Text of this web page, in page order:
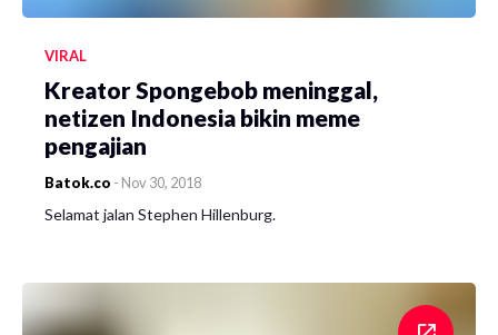
VIRAL
Kreator Spongebob meninggal,
netizen Indonesia bikin meme
pengajian
Batok.co - Nov 30, 2018
Selamat jalan Stephen Hillenburg.